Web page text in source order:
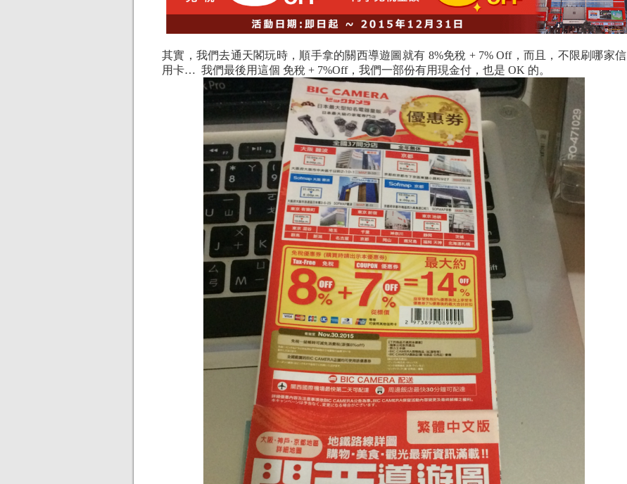
其實，我們去通天閣玩時，順手拿的關西導遊圖就有 8%免稅 + 7% Off，而且，不限刷哪家信
用卡… 我們最後用這個 免稅 + 7%Off，我們一部份有用現金付，也是 OK 的。